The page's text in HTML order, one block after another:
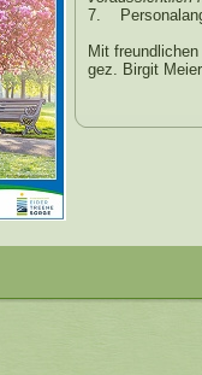
7.
Mit
gez. Birgit Meier